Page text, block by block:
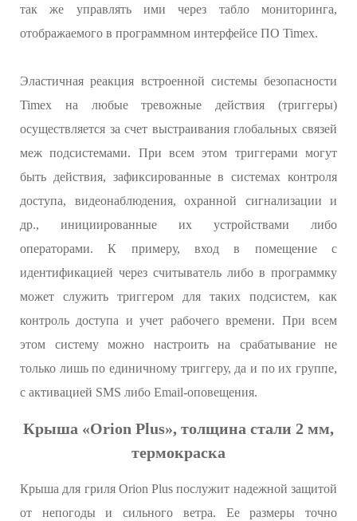
так же управлять ими через табло мониторинга,
отображаемого в программном интерфейсе ПО Timex.
Эластичная реакция встроенной системы безопасности
Timex на любые тревожные действия (триггеры)
осуществляется за счет выстраивания глобальных связей
меж подсистемами. При всем этом триггерами могут
быть действия, зафиксированные в системах контроля
доступа, видеонаблюдения, охранной сигнализации и
др., инициированные их устройствами либо
операторами. К примеру, вход в помещение с
идентификацией через считыватель либо в программку
может служить триггером для таких подсистем, как
контроль доступа и учет рабочего времени. При всем
этом систему можно настроить на срабатывание не
только лишь по единичному триггеру, да и по их группе,
с активацией SMS либо Email-оповещения.
Крыша «Orion Plus», толщина стали 2 мм,
термокраска
Крыша для гриля Orion Plus послужит надежной защитой
от непогоды и сильного ветра. Ее размеры точно